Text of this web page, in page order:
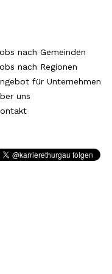
nach Gemeinden
nach Regionen
für Unternehmen
uns